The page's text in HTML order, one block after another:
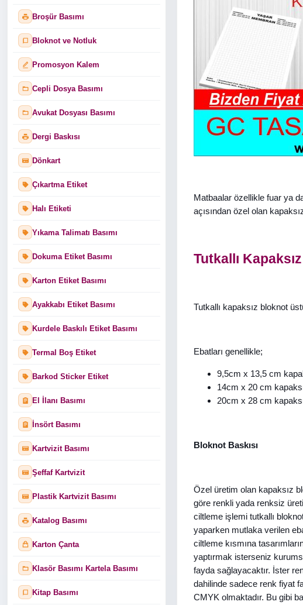
Broşür Basımı
Bloknot ve Notluk
Promosyon Kalem
Cepli Dosya Basımı
Avukat Dosyası Basımı
Dergi Baskısı
Dönkart
Çıkartma Etiket
Halı Etiketi
Yıkama Talimatı Basımı
Dokuma Etiket Basımı
Karton Etiket Basımı
Ayakkabı Etiket Basımı
Kurdele Baskılı Etiket Basımı
Termal Boş Etiket
Barkod Sticker Etiket
El İlanı Basımı
İnsört Basımı
Kartvizit Basımı
Şeffaf Kartvizit
Plastik Kartvizit Basımı
Katalog Basımı
Karton Çanta
Klasör Basımı Kartela Basımı
Kitap Basımı
Matbaalar özellikle fuar ya
açısından özel olan
Tutkallı
Tutkallı kapaksız bloknot
Ebatları genellikle;
9,5cm x 13,5 cm
14cm x 20 cm
20cm x 28 cm
Bloknot Baskısı
Özel üretim olan kapaksız
göre renkli yada renksiz
ciltleme işlemi tutkallı
yaparken mutlaka verilen
ciltleme kısmına
yaptırmak isterseniz
fayda sağlayacaktır. İster
dahilinde sadece renk fiyat
CMYK olmaktadır. Bu gibi